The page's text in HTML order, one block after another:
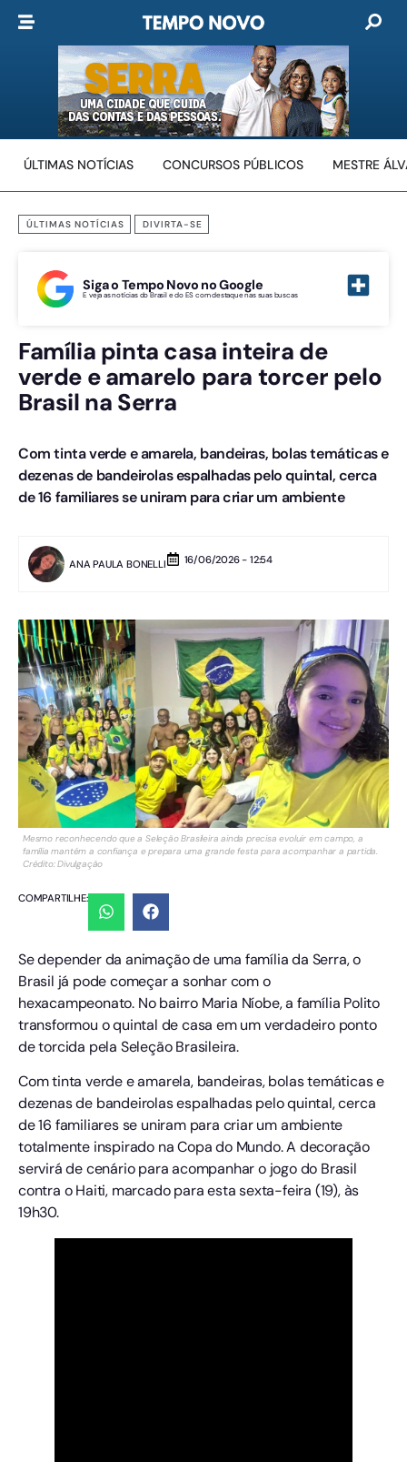
ÚLTIMAS NOTÍCIAS CONCURSOS PÚBLICOS MESTRE
ÚLTIMAS NOTÍCIAS DIVIRTA-SE
Siga o Tempo Novo no Google
E veja as notícias do Brasil e do ES com destaque nas suas buscas
Família pinta casa inteira de
verde e amarelo para torcer pelo
Brasil na Serra
Com tinta verde e amarela, bandeiras, bolas temáticas e
dezenas de bandeirolas espalhadas pelo quintal, cerca
de 16 familiares se uniram para criar um ambiente
ANA PAULA BONELLI 16/06/2026 - 12:54
Mesmo reconhecendo que a Seleção Brasileira ainda precisa evoluir em campo, a
família mantém a confiança e prepara uma grande festa para acompanhar a partida.
Crédito: Divulgação
COMPARTILHE:
Se depender da animação de uma família da Serra, o
Brasil já pode começar a sonhar com o
hexacampeonato. No bairro Maria Níobe, a família Polito
transformou o quintal de casa em um verdadeiro ponto
de torcida pela Seleção Brasileira.
Com tinta verde e amarela, bandeiras, bolas temáticas e
dezenas de bandeirolas espalhadas pelo quintal, cerca
de 16 familiares se uniram para criar um ambiente
totalmente inspirado na Copa do Mundo. A decoração
servirá de cenário para acompanhar o jogo do Brasil
contra o Haiti, marcado para esta sexta-feira (19), às
19h30.